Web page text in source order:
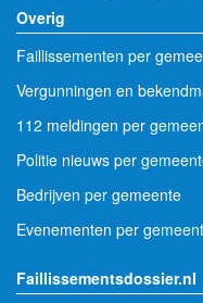
Overig
Faillissementen per
Vergunningen en
112 meldingen per
Politie nieuws per
Bedrijven per gemeente
Evenementen per
Faillissementsdossier.nl